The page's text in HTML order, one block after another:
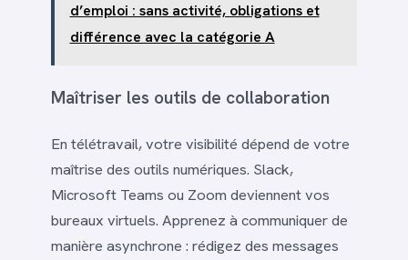
d’emploi : sans activité, obligations et
différence avec la catégorie A
Maîtriser les outils de collaboration
En télétravail, votre visibilité dépend de votre
maîtrise des outils numériques. Slack,
Microsoft Teams ou Zoom deviennent vos
bureaux virtuels. Apprenez à communiquer de
manière asynchrone : rédigez des messages